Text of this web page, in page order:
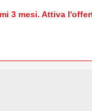
3 mesi. Attiva